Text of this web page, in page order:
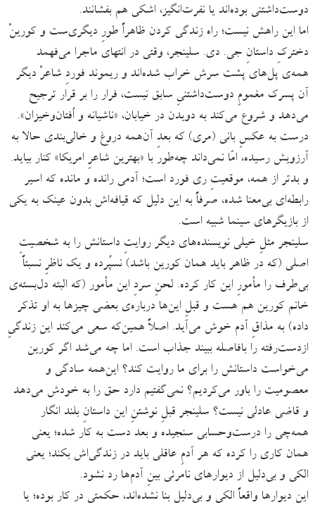
دوست‌داشتنی بوده‌اند یا نفرت‌انگیز، اشکی هم بفشانند.
اما این راهش نیست؛ راه زندگی کردن ظاهراً طورِ دیگری‌ست و کورینْ
دخترکِ داستانِ جی. دی. سلینجر، وقتی در انتهای ماجرا می‌فهمد
همه‌ی پل‌های پشت سرش خراب شده‌اند و ریموند فوردِ شاعرْ دیگر
آن پسرک مغمومِ دوست‌داشتنیِ سابق نیست، فرار را بر قرار ترجیح
می‌دهد و شروع می‌کند به دویدن در خیابان، «ناشیانه و اُفتان‌وخیزان».
درست به عکسِ بانی (مری) که بعدِ آن‌همه دروغ و خالی‌بندی حالا به
آرزویش رسیده، امّا نمی‌داند چه‌طور با «بهترین شاعرِ امریکا» کنار بیاید.
و بدتر از همه، موقعیتِ ری فورد است؛ آدمی رانده و مانده که اسیر
رابطه‌ای بی‌معنا شده، صرفاً به این دلیل که قیافه‌اش بدون عینک به یکی
از بازیگرهای سینما شبیه است.
سلینجر مثلِ خیلی نویسنده‌های دیگر روایتِ داستانش را به شخصیتِ
اصلی (که در ظاهر باید همان کورین باشد) نسپُرده و یک ناظرِ نسبتاً
بی‌طرف را مأمورِ این کار کرده. لحنِ سردِ این مأمور (که البته دل‌بسته‌ی
خانم کورین هم هست و قبلِ این‌ها درباره‌ی بعضی چیزها به او تذکر
داده) به مذاقِ آدم خوش می‌آید. اصلاً همین‌که سعی می‌کند این زندگیِ
ازدست‌رفته را بافاصله ببیند جذاب است. اما چه می‌شد اگر کورین
می‌خواست داستانش را برای ما روایت کند؟ این‌همه سادگی و
معصومیت را باور می‌کردیم؟ نمی‌گفتیم دارد حق را به خودش می‌دهد
و قاضی عادلی نیست؟ سلینجر قبلِ نوشتنِ این داستانِ بلند انگار
همه‌چی را درست‌و‌حسابی سنجیده و بعد دست به کار شده؛ یعنی
همان کاری را کرده که هر آدمِ عاقلی باید در زندگی‌اش بکند؛ یعنی
الکی و بی‌دلیل از دیوارهای نامرئی بینِ آدم‌ها رد نشود.
این دیوارها واقعاً الکی و بی‌دلیل بنا نشده‌اند، حکمتی در کار بوده؛ یا